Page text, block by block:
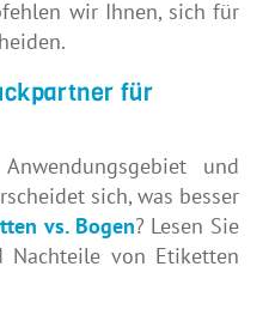
wir Ihnen, sich für
für
und
sich, was besser
vs. Bogen? Lesen Sie
Nachteile von Etiketten